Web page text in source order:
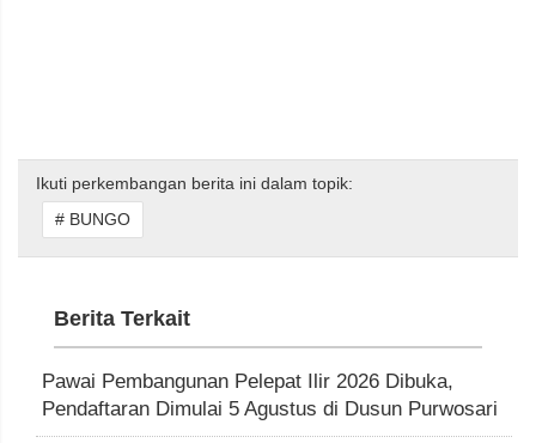
Ikuti perkembangan berita ini dalam topik:
# BUNGO
Berita Terkait
Pawai Pembangunan Pelepat Ilir 2026 Dibuka,
Pendaftaran Dimulai 5 Agustus di Dusun Purwosari